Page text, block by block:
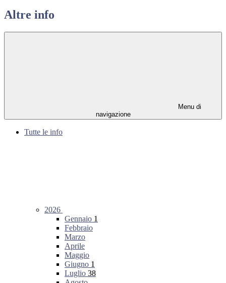
Altre info
Menu di
navigazione
Tutte le info
2026
Gennaio 1
Febbraio
Marzo
Aprile
Maggio
Giugno 1
Luglio 38